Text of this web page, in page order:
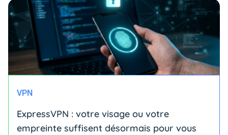
VPN
ExpressVPN : votre visage ou votre
empreinte suffisent désormais pour vous